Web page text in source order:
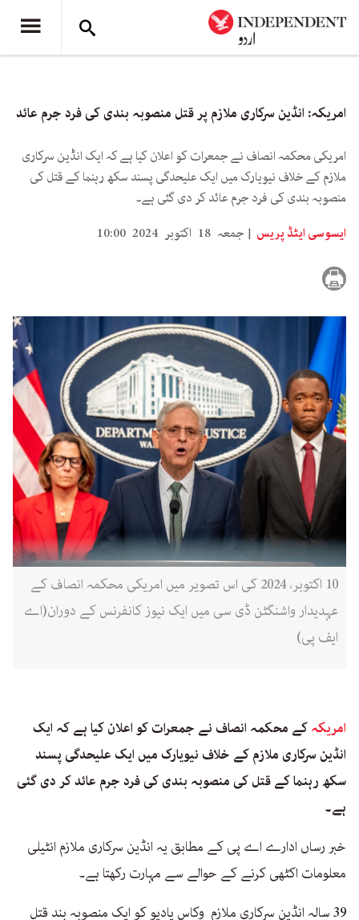
امریکہ: انڈین سرکاری ملازم پر قتل منصوبہ بندی کی فرد جرم عائد
امریکی محکمہ انصاف نے جمعرات کو اعلان کیا ہے کہ ایک انڈین سرکاری
ملازم کے خلاف نیویارک میں ایک علیحدگی پسند سکھ رہنما کے قتل کی
منصوبہ بندی کی فرد جرم عائد کر دی گئی ہے۔
ایسوسی ایٹڈ پریس
جمعہ 18 اکتوبر 2024 10:00
10 اکتوبر، 2024 کی اس تصویر میں امریکی محکمہ انصاف کے
عہدیدار واشنگٹن ڈی سی میں ایک نیوز کانفرنس کے دوران(اے
ایف پی)
امریکہکے محکمہ انصاف نے جمعرات کو اعلان کیا ہے کہ ایک
انڈین سرکاری ملازم کے خلاف نیویارک میں ایک علیحدگی پسند
سکھ رہنما کے قتل کی منصوبہ بندی کی فرد جرم عائد کر دی گئی
ہے۔
خبر رساں ادارے اے پی کے مطابق یہ انڈین سرکاری ملازم انٹیلی
معلومات اکٹھی کرنے کے حوالے سے مہارت رکھتا ہے۔
39 سالہ انڈین سرکاری ملازم وکاس یادیو کو ایک منصوبہ بند قتل